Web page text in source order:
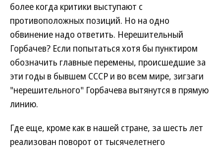
более когда критики выступают с
противоположных позиций. Но на одно
обвинение надо ответить. Нерешительный
Горбачев? Если попытаться хотя бы пунктиром
обозначить главные перемены, происшедшие за
эти годы в бывшем СССР и во всем мире, зигзаги
"нерешительного" Горбачева вытянутся в прямую
линию.
Где еще, кроме как в нашей стране, за шесть лет
реализован поворот от тысячелетнего